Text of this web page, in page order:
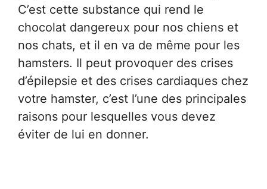
C’est cette substance qui rend le
chocolat dangereux pour nos chiens et
nos chats, et il en va de même pour les
hamsters. Il peut provoquer des crises
d’épilepsie et des crises cardiaques chez
votre hamster, c’est l’une des principales
raisons pour lesquelles vous devez
éviter de lui en donner.